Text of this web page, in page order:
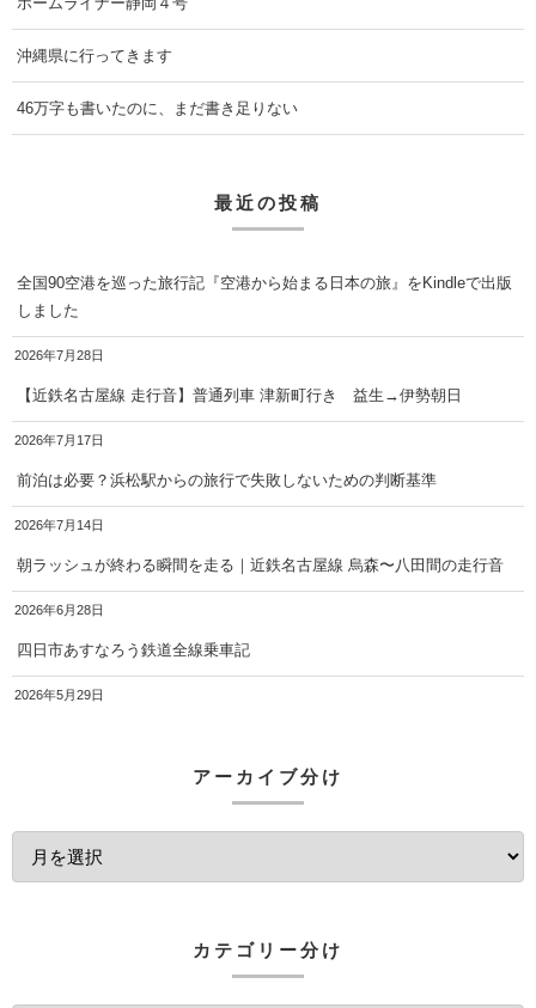
沖縄県に行ってきます
46万字も書いたのに、まだ書き足りない
最近の投稿
全国90空港を巡った旅行記『空港から始まる日本の旅』をKindleで出版
しました
2026年7月28日
【近鉄名古屋線 走行音】普通列車 津新町行き 益生→伊勢朝日
2026年7月17日
前泊は必要？浜松駅からの旅行で失敗しないための判断基準
2026年7月14日
朝ラッシュが終わる瞬間を走る｜近鉄名古屋線 烏森〜八田間の走行音
2026年6月28日
四日市あすなろう鉄道全線乗車記
2026年5月29日
アーカイブ分け
カテゴリー分け